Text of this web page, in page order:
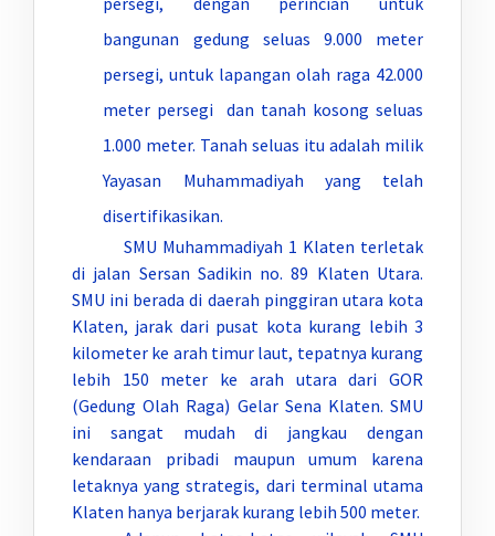
bangunan gedung seluas 9.000 meter
persegi, untuk lapangan olah raga 42.000
meter persegi dan tanah kosong seluas
1.000 meter. Tanah seluas itu adalah milik
Yayasan Muhammadiyah yang telah
disertifikasikan.
SMU Muhammadiyah 1 Klaten terletak
di jalan Sersan Sadikin no. 89 Klaten Utara.
SMU ini berada di daerah pinggiran utara kota
Klaten, jarak dari pusat kota kurang lebih 3
kilometer ke arah timur laut, tepatnya kurang
lebih 150 meter ke arah utara dari GOR
(Gedung Olah Raga) Gelar Sena Klaten. SMU
ini sangat mudah di jangkau dengan
kendaraan pribadi maupun umum karena
letaknya yang strategis, dari terminal utama
Klaten hanya berjarak kurang lebih 500 meter.